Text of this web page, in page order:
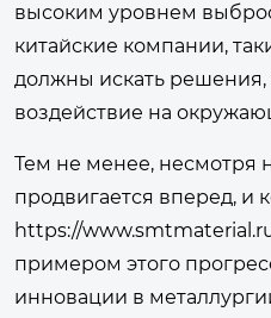
высоким уровнем
китайские компании,
должны искать
воздействие на
Тем не менее, несмотря
продвигается вперед, и
https://
примером этого
инновации в